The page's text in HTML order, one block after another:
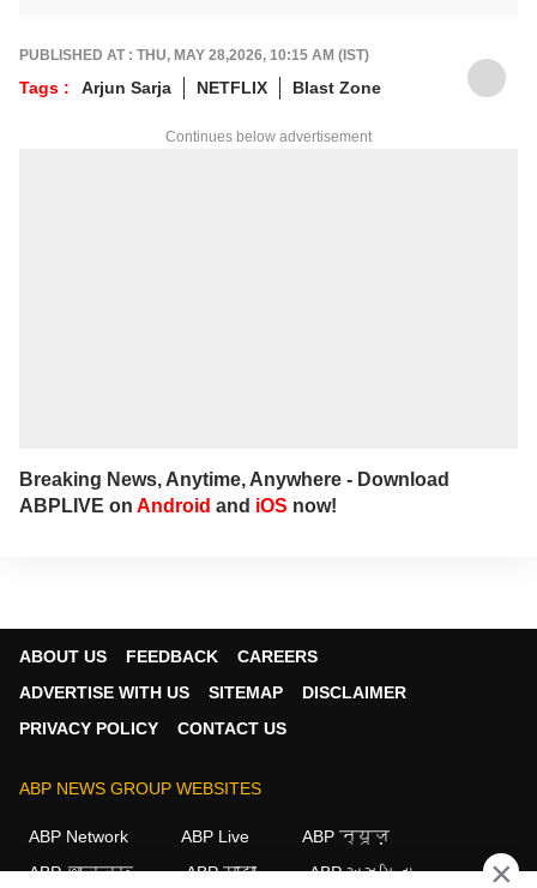
సేవలు అందించారు.
PUBLISHED AT : THU, MAY 28,2026, 10:15 AM (IST)
Tags : Arjun Sarja NETFLIX Blast Zone
Continues below advertisement
Breaking News, Anytime, Anywhere - Download
ABPLIVE on Android and iOS now!
ABOUT US FEEDBACK
CAREERS
ADVERTISE WITH US
SITEMAP
DISCLAIMER
PRIVACY POLICY
CONTACT US
ABP NEWS GROUP WEBSITES
ABP Network ABP Live
ABP न्यूज़
ABP আনন্দ
ABP माझा ABP અસ્મિતા ×